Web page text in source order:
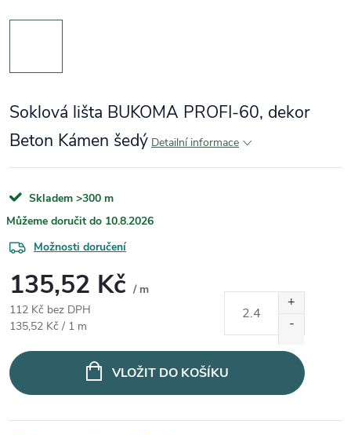
Soklová lišta BUKOMA PROFI-60, dekor
Beton Kámen šedý Detailní informace
Skladem >300 m
10.8.2026
Možnosti doručení
135,52 Kč / m
112 Kč bez DPH
Měrná cena:
135,52 Kč / 1 m
VLOŽIT DO KOŠÍKU